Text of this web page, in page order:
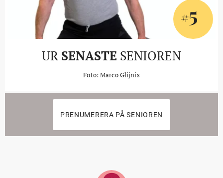
#5
UR SENASTE SENIOREN
Foto: Marco Glijnis
PRENUMERERA PÅ SENIOREN